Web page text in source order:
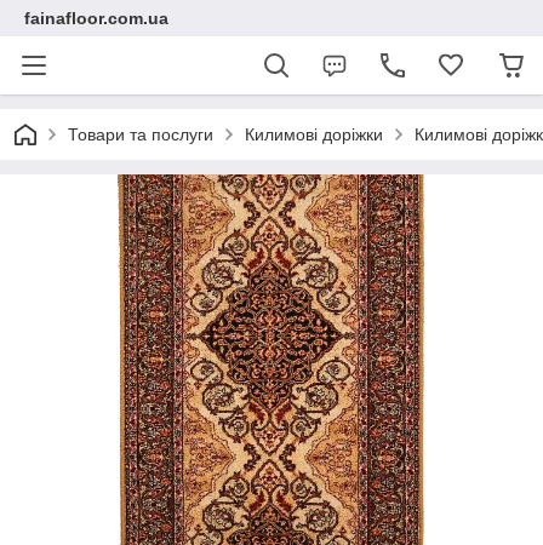
fainafloor.com.ua
Товари та послуги Килимові доріжки Килимові